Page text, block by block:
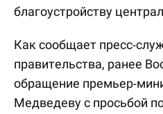
благоустройству
Как сообщает пресс-
правительства, ранее
обращение премьер-
Медведеву с просьбой